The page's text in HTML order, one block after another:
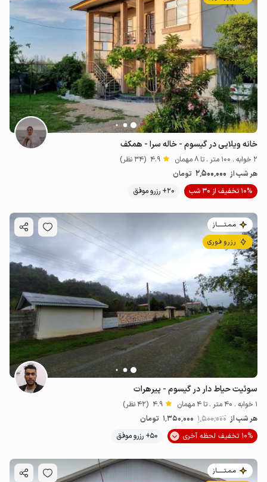
خانه ویلایی در گیسوم - خاله سرا - همکف
2 خوابه . 100 متر . تا 8 مهمان 4.9 (34 نظر)
هر شب از 2٬500٬000 تومان
10% تخفیف از 30 شب
20+ رزرو موفق
مـمـتــــــاز
رزرو فوری
سوئیت حیاط دار در گیسوم - پیرهرات
1 خوابه . 40 متر . تا 4 مهمان 4.9 (42 نظر)
هر شب از 1٬500٬000 1٬350٬000 تومان
10% تخفیف لحظه آخری
50+ رزرو موفق
مـمـتــــــاز